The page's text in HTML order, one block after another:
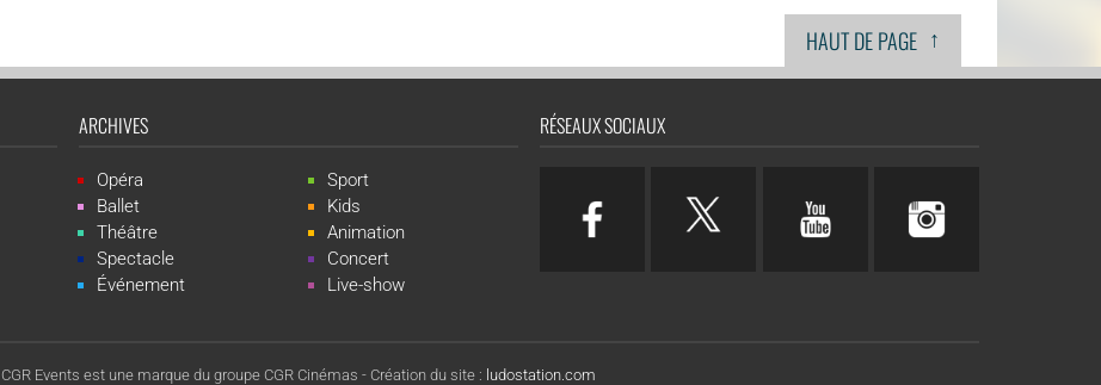
HAUT DE PAGE ↑
ARCHIVES
Opéra
Ballet
Théâtre
Spectacle
Événement
Sport
Kids
Animation
Concert
Live-show
RÉSEAUX SOCIAUX
CGR Events est une marque du groupe CGR Cinémas - Création du site : ludostation.com